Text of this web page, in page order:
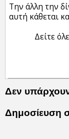
Την άλλη την
αυτή κάθεται
Δείτε
Δεν
Δημοσίευση